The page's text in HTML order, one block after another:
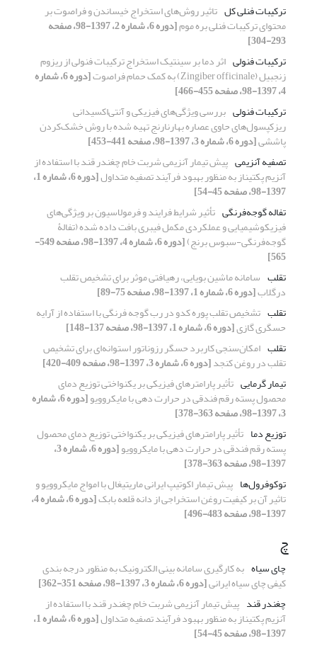
ترکیبات فنلی کل تاثیر روش‌های استخراج خیساندن و فراصوت بر
محتوای ترکیبات فنلی بره موم [دوره 6، شماره 2، 1397-98، صفحه
293-304]
ترکیبات فنولی اثر دما بر سینتیک استخراج ترکیبات فنولی از ریزوم
زنجبیل (Zingiber officinale) به کمک حمام فراصوت [دوره 6، شماره
4، 1397-98، صفحه 455-466]
ترکیبات فنولی بررسی ویژگی‌های فیزیکی و آنتی‌اکسیدانی
ریزکپسول‌های حاوی عصاره بهارنارنج تهیه شده با روش خشک‌کردن
پاششی[دوره 6، شماره 3، 1397-98، صفحه 441-453]
تصفیه آنزیمی پیش تیمار آنزیمی شربت خام چغندر قند با استفاده از
آنزیم پکتیناز به منظور بهبود فرآیند تصفیه متداول [دوره 6، شماره 1،
1397-98، صفحه 45-54]
تفاله گوجه‌فرنگی تأثیر شرایط فرایند و فرمولاسیون بر ویژگی‌های
فیزیکوشیمیایی و عملکردی مکمل فیبری بافت داده شده (تفالۀ
گوجه‌فرنگی-سبوس برنج) [دوره 6، شماره 4، 1397-98، صفحه 549-
565]
تقلب سامانه ماشین بویایی، رهیافتی موثر برای تشخیص تقلب
درگلاب[دوره 6، شماره 1، 1397-98، صفحه 75-89]
تقلب تشخیص تقلب پوره کدو در رب گوجه فرنگی با استفاده از آرایه
حسگری گازی[دوره 6، شماره 1، 1397-98، صفحه 137-148]
تقلب امکان‌سنجی کاربرد حسگر رزوناتور استوانه‌ای برای تشخیص
تقلب در روغن کنجد[دوره 6، شماره 3، 1397-98، صفحه 409-420]
تیمار گرمایی تأثیر پارامترهای فیزیکی بر یکنواختی توزیع دمای
محصول پسته رقم فندقی در حرارت دهی با مایکروویو [دوره 6، شماره
3، 1397-98، صفحه 363-378]
توزیع دما تأثیر پارامترهای فیزیکی بر یکنواختی توزیع دمای محصول
پسته رقم فندقی در حرارت دهی با مایکروویو [دوره 6، شماره 3،
1397-98، صفحه 363-378]
توکوفرول‌ها پیش تیمار اکوتیپ ایرانی ماریتیغال با امواج مایکروویو و
تاثیر آن بر کیفیت روغن استخراجی از دانه قلعه بابک [دوره 6، شماره 4،
1397-98، صفحه 483-496]
چ
چای سیاه به کارگیری سامانه بینی الکترونیک به منظور درجه بندی
کیفی چای سیاه ایرانی[دوره 6، شماره 3، 1397-98، صفحه 351-362]
چغندر قند پیش تیمار آنزیمی شربت خام چغندر قند با استفاده از
آنزیم پکتیناز به منظور بهبود فرآیند تصفیه متداول [دوره 6، شماره 1،
1397-98، صفحه 45-54]